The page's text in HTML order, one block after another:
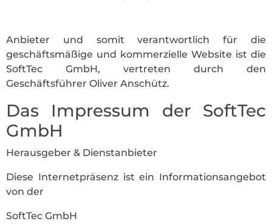
Anbieter und somit verantwortlich für die
geschäftsmäßige und kommerzielle Website ist die
SoftTec GmbH, vertreten durch den
Geschäftsführer Oliver Anschütz.
Das Impressum der SoftTec
GmbH
Herausgeber & Dienstanbieter
Diese Internetpräsenz ist ein Informationsangebot
von der
SoftTec GmbH